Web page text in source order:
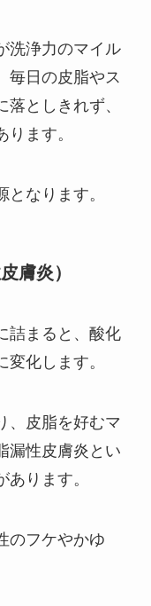
洗浄力のマイル
毎日の皮脂やス
としきれず、
ます。
なります。
膚炎）
詰まると、酸化
化します。
、皮脂を好むマ
漏性皮膚炎とい
ります。
のフケやかゆ